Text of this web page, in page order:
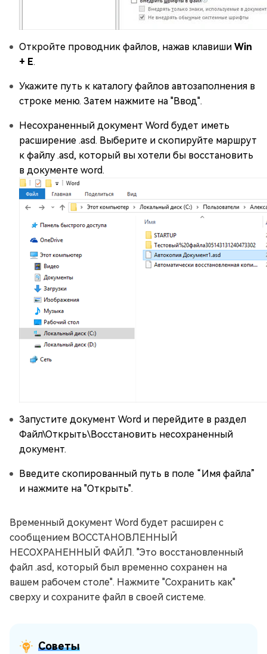
Откройте проводник файлов, нажав клавиши Win
+ E.
Укажите путь к каталогу файлов автозаполнения в
строке меню. Затем нажмите на "Ввод".
Несохраненный документ Word будет иметь
расширение .asd. Выберите и скопируйте маршрут
к файлу .asd, который вы хотели бы восстановить
в документе word.
Запустите документ Word и перейдите в раздел
Файл\Открыть\Восстановить несохраненный
документ.
Введите скопированный путь в поле “Имя файла”
и нажмите на "Открыть".
Временный документ Word будет расширен с
сообщением ВОССТАНОВЛЕННЫЙ
НЕСОХРАНЕННЫЙ ФАЙЛ. "Это восстановленный
файл .asd, который был временно сохранен на
вашем рабочем столе". Нажмите "Сохранить как"
сверху и сохраните файл в своей системе.
Советы